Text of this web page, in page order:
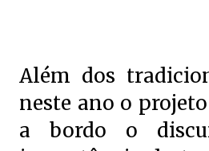
Além dos
neste ano o
a bordo o